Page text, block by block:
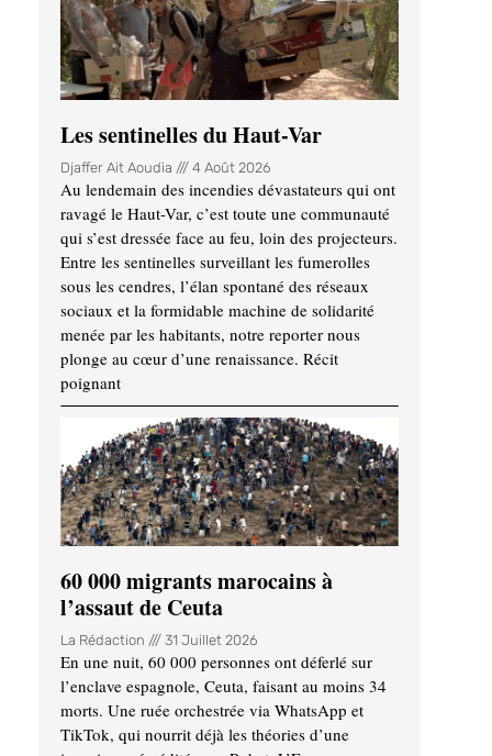
Les sentinelles du Haut-Var
Djaffer Ait Aoudia 4 Août 2026
Au lendemain des incendies dévastateurs qui ont
ravagé le Haut-Var, c’est toute une communauté
qui s’est dressée face au feu, loin des projecteurs.
Entre les sentinelles surveillant les fumerolles
sous les cendres, l’élan spontané des réseaux
sociaux et la formidable machine de solidarité
menée par les habitants, notre reporter nous
plonge au cœur d’une renaissance. Récit
poignant
60 000 migrants marocains à
l’assaut de Ceuta
La Rédaction 31 Juillet 2026
En une nuit, 60 000 personnes ont déferlé sur
l’enclave espagnole, Ceuta, faisant au moins 34
morts. Une ruée orchestrée via WhatsApp et
TikTok, qui nourrit déjà les théories d’une